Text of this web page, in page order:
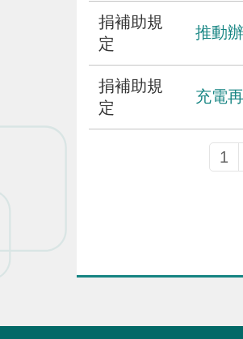
捐補助規
定
推動
捐補助規
定
充電
1